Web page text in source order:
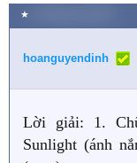
★
hoanguyendinh
Lời giải: 1.
Sunlight (ánh